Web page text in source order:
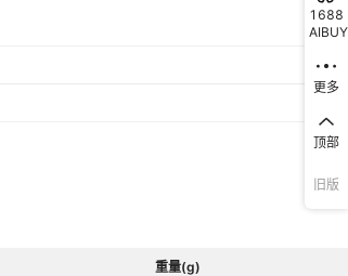
重量(g)
1688
AIBUY
更多
顶部
旧版